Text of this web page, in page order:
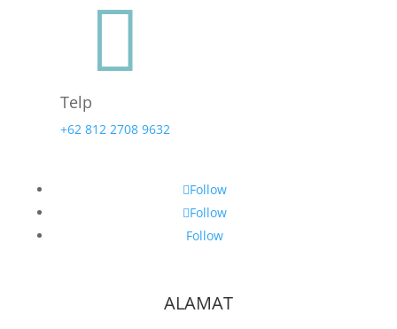

Telp
+62 812 2708 9632
Follow
Follow
Follow
ALAMAT